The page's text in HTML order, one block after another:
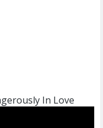
In Love